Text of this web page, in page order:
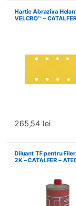
Hartie Abraziva Helan
VELCRO™ –
265,54 lei
Diluant TF pentru
2K – CATALFER –